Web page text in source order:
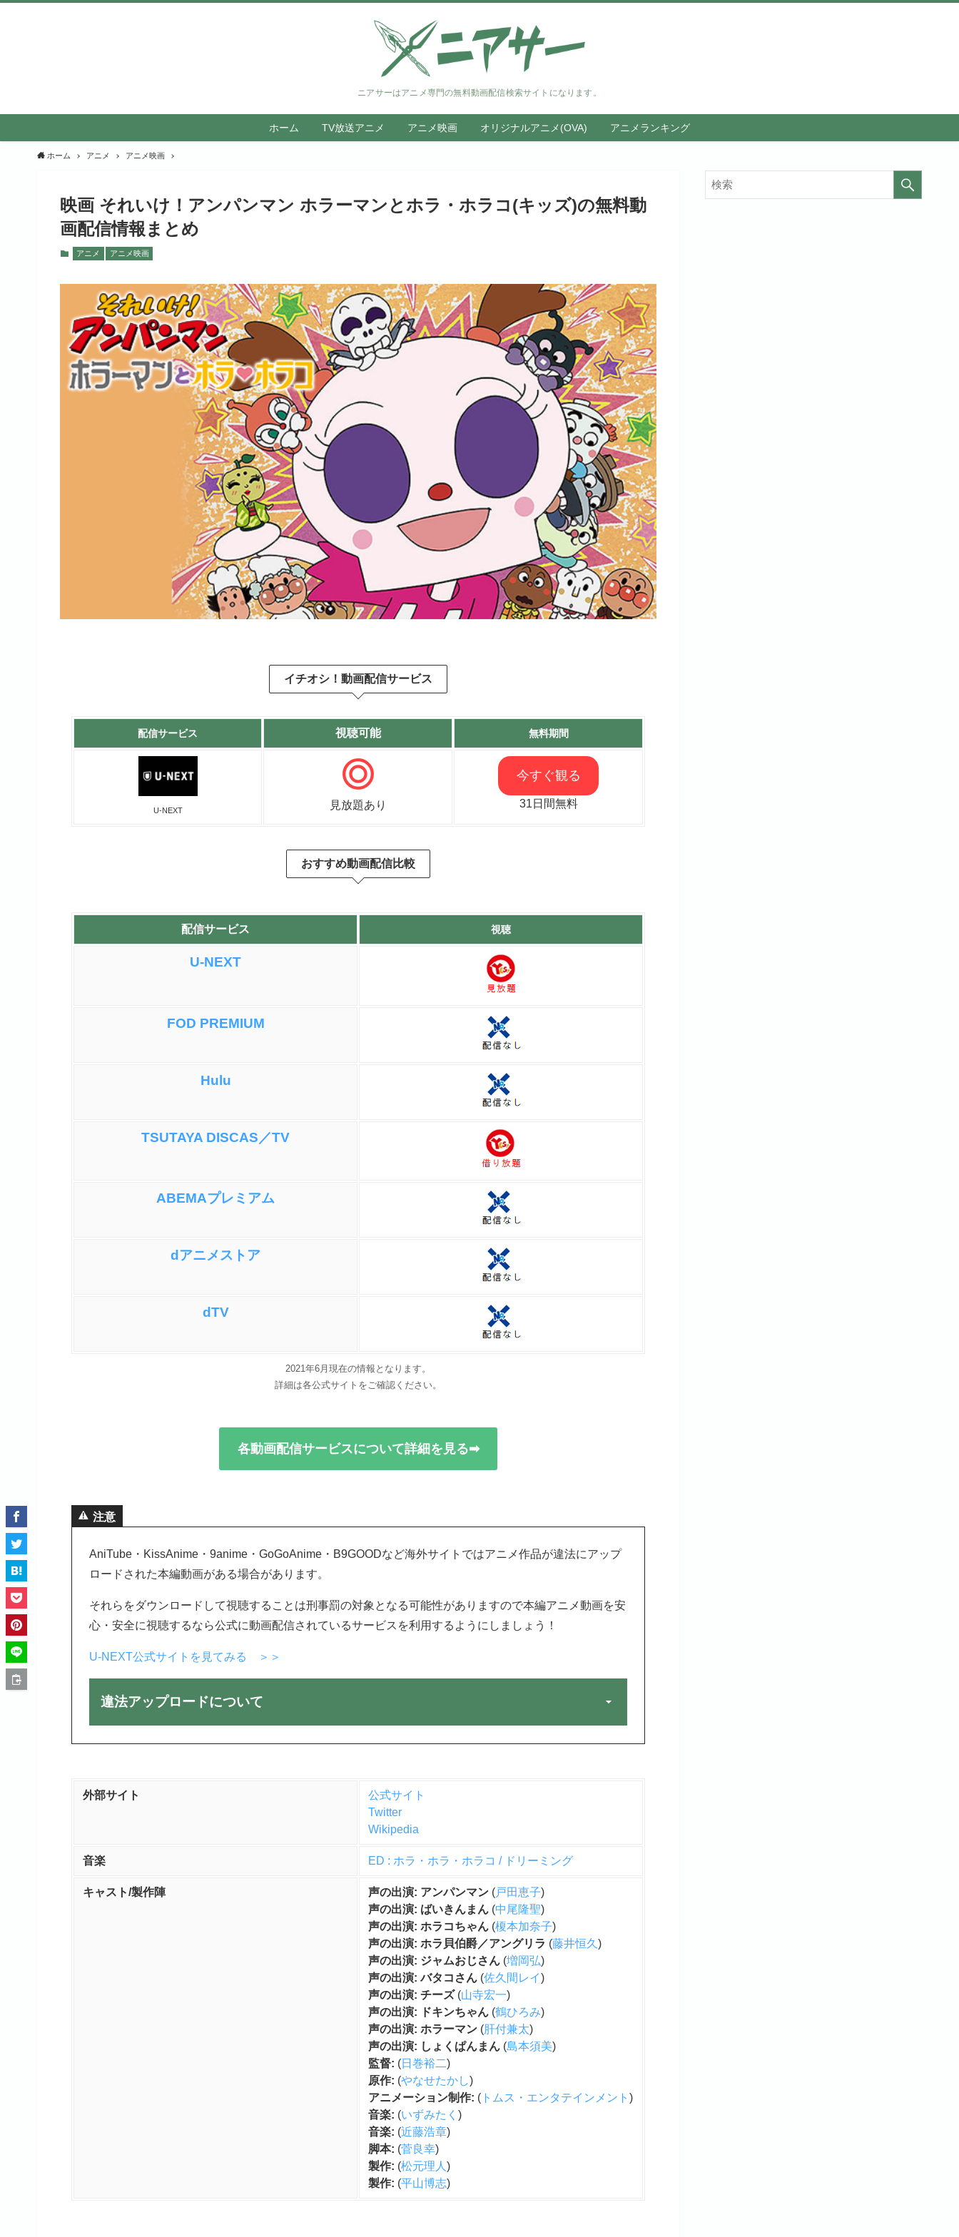
ニアサーはアニメ専門の無料動画配信検索サイトになります。
ホーム TV放送アニメ アニメ映画 オリジナルアニメ(OVA) アニメランキング
ホーム アニメ アニメ映画
映画 それいけ！アンパンマン ホラーマンとホラ・ホラコ(キッズ)の無料動
画配信情報まとめ
アニメ アニメ映画
イチオシ！動画配信サービス
配信サービス 視聴可能 無料期間
U-NEXT 見放題あり
今すぐ観る
31日間無料
おすすめ動画配信比較
配信サービス 視聴
U-NEXT
FOD PREMIUM
Hulu
TSUTAYA DISCAS／TV
ABEMAプレミアム
dアニメストア
dTV
2021年6月現在の情報となります。
詳細は各公式サイトをご確認ください。
各動画配信サービスについて詳細を見る➡
注意
AniTube・KissAnime・9anime・GoGoAnime・B9GOODなど海外サイトではアニメ作品が違法にアップ
ロードされた本編動画がある場合があります。
それらをダウンロードして視聴することは刑事罰の対象となる可能性がありますので本編アニメ動画を安
心・安全に視聴するなら公式に動画配信されているサービスを利用するようにしましょう！
U-NEXT公式サイトを見てみる ＞＞
違法アップロードについて
外部サイト
公式サイト
Twitter
Wikipedia
音楽 ED : ホラ・ホラ・ホラコ / ドリーミング
キャスト/製作陣 声の出演: アンパンマン (戸田恵子)
声の出演: ばいきんまん (中尾隆聖)
声の出演: ホラコちゃん (榎本加奈子)
声の出演: ホラ貝伯爵／アングリラ (藤井恒久 )
声の出演: ジャムおじさん (増岡弘)
声の出演: バタコさん (佐久間レイ)
声の出演: チーズ(山寺宏一)
声の出演: ドキンちゃん (鶴ひろみ)
声の出演: ホラーマン (肝付兼太)
声の出演: しょくぱんまん (島本須美)
監督: (日巻裕二)
原作: (やなせたかし)
アニメーション制作: ( トムス・エンタテインメント )
音楽: (いずみたく )
音楽: (近藤浩章)
脚本: (菅良幸)
製作: (松元理人 )
製作: (平山博志)